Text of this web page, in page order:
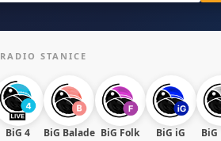
RADIO STANICE
BiG 4 BiG Balade BiG Folk BiG iG BiG